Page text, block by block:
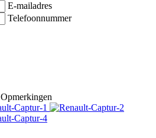
E-mailadres
Telefoonnummer
Opmerkingen